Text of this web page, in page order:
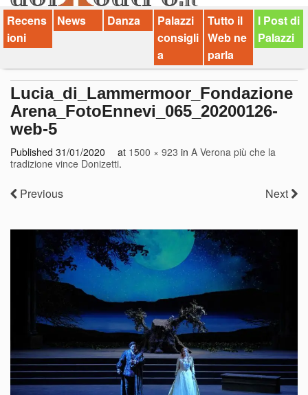
dT in English
Recens
ioni
News Danza
Palazzi
consigli
a
Tutto il
Web ne
parla
I Post di
Palazzi
Lucia_di_Lammermoor_Fondazione
Arena_FotoEnnevi_065_20200126-
web-5
Published 31/01/2020 at 1500 × 923 in A Verona più che la
tradizione vince Donizetti.
Previous Next